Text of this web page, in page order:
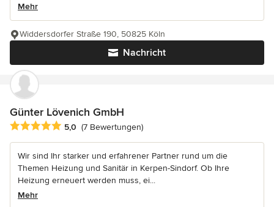
Mehr
Nachricht
Widdersdorfer Straße 190, 50825 Köln
Günter Lövenich GmbH
Durchschnittliche Bewertung: 5 von 5 Sternen
5,0 (7 Bewertungen)
Wir sind Ihr starker und erfahrener Partner rund um die
Themen Heizung und Sanitär in Kerpen-Sindorf. Ob Ihre
Heizung erneuert werden muss, ei...
Mehr